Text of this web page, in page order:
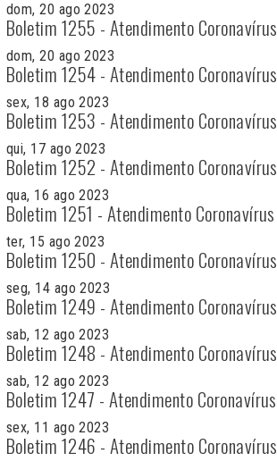
dom, 20 ago 2023
Boletim 1255 - Atendimento Coronavírus
dom, 20 ago 2023
Boletim 1254 - Atendimento Coronavírus
sex, 18 ago 2023
Boletim 1253 - Atendimento Coronavírus
qui, 17 ago 2023
Boletim 1252 - Atendimento Coronavírus
qua, 16 ago 2023
Boletim 1251 - Atendimento Coronavírus
ter, 15 ago 2023
Boletim 1250 - Atendimento Coronavírus
seg, 14 ago 2023
Boletim 1249 - Atendimento Coronavírus
sab, 12 ago 2023
Boletim 1248 - Atendimento Coronavírus
sab, 12 ago 2023
Boletim 1247 - Atendimento Coronavírus
sex, 11 ago 2023
Boletim 1246 - Atendimento Coronavírus